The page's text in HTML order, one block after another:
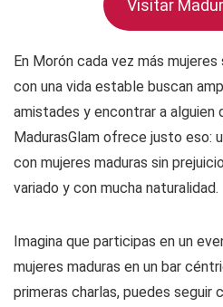
Visitar
En Morón cada vez más
con una vida estable buscan
amistades y encontrar a alguien
MadurasGlam ofrece justo eso:
con mujeres maduras sin
variado y con mucha naturalidad.
Imagina que participas en un
mujeres maduras en un bar
primeras charlas, puedes seguir